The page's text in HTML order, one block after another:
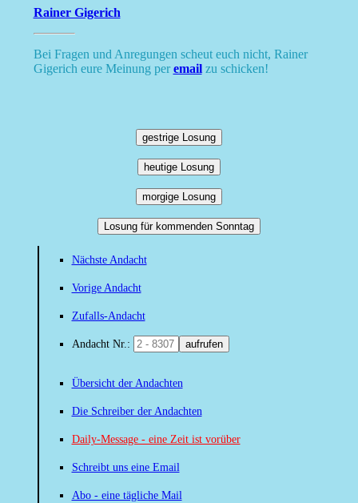
Rainer Gigerich
Bei Fragen und Anregungen scheut euch nicht, Rainer
Gigerich eure Meinung peremailzu schicken!
gestrige Losung
heutige Losung
morgige Losung
Losung für kommenden Sonntag
Nächste Andacht
Vorige Andacht
Zufalls-Andacht
Andacht Nr.: aufrufen
Übersicht der Andachten
Die Schreiber der Andachten
Daily-Message - eine Zeit ist vorüber
Schreibt uns eine Email
Abo - eine tägliche Mail